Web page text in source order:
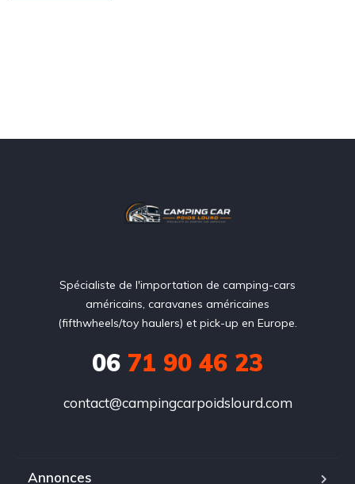
Spécialiste de l'importation de camping-cars
américains, caravanes américaines
(fifthwheels/toy haulers) et pick-up en Europe.
06 71 90 46 23
contact@campingcarpoidslourd.com
Annonces